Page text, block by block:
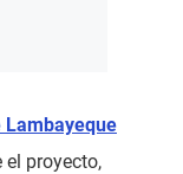
Lambayeque
el proyecto,